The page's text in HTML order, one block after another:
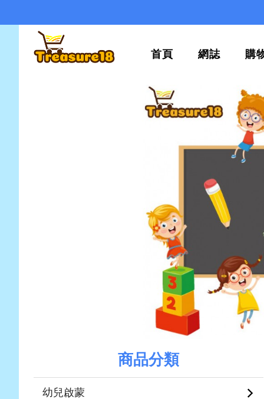
首頁 網誌 購
商品分類
幼兒啟蒙